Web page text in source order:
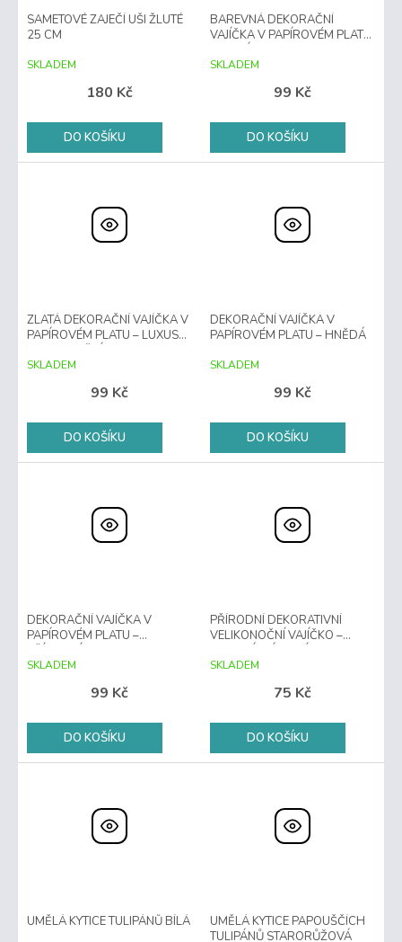
SAMETOVÉ ZAJEČÍ UŠI ŽLUTÉ
25 CM
SKLADEM
180 Kč
DO KOŠÍKU
BAREVNÁ DEKORAČNÍ
VAJÍČKA V PAPÍROVÉM PLATU
SKLADEM
99 Kč
DO KOŠÍKU
ZLATÁ DEKORAČNÍ VAJÍČKA V
PAPÍROVÉM PLATU – LUXUSNÍ
SKLADEM
99 Kč
DO KOŠÍKU
DEKORAČNÍ VAJÍČKA V
PAPÍROVÉM PLATU – HNĚDÁ
SKLADEM
99 Kč
DO KOŠÍKU
DEKORAČNÍ VAJÍČKA V
PAPÍROVÉM PLATU –
SKLADEM
99 Kč
DO KOŠÍKU
PŘÍRODNÍ DEKORATIVNÍ
VELIKONOČNÍ VAJÍČKO –
SKLADEM
75 Kč
DO KOŠÍKU
UMĚLÁ KYTICE TULIPÁNŮ BÍLÁ
UMĚLÁ KYTICE PAPOUŠČÍCH
TULIPÁNŮ STARORŮŽOVÁ